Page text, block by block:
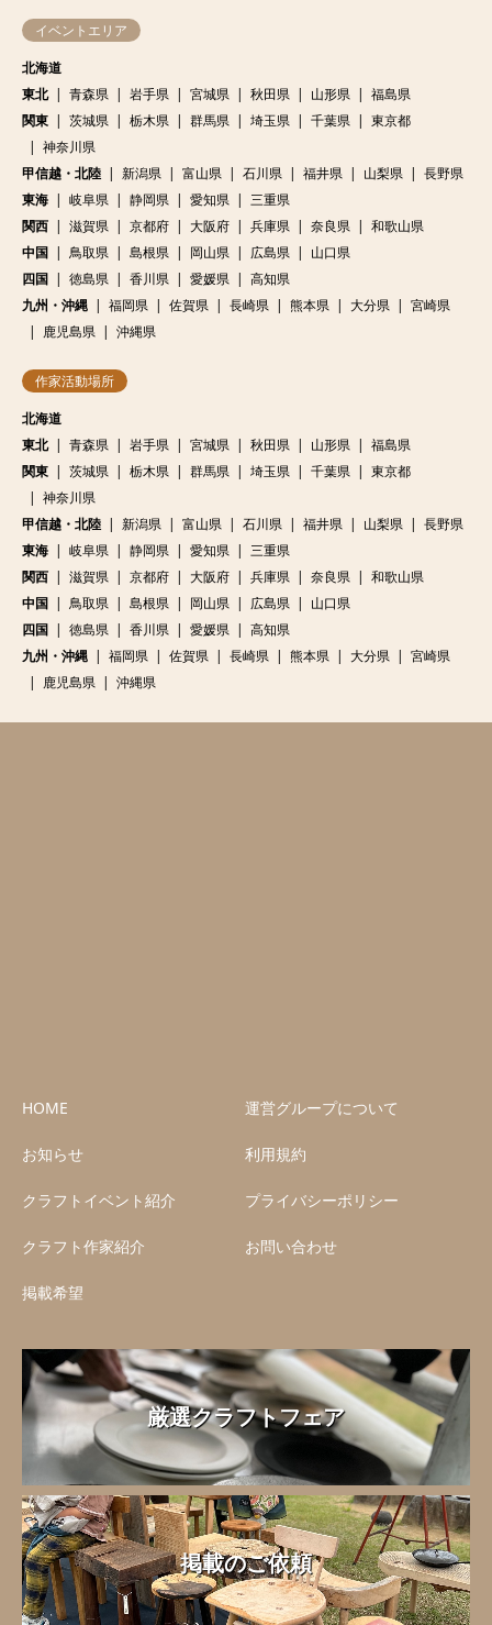
イベントエリア
北海道
東北
青森県 岩手県 宮城県 秋田県 山形県
福島県
関東
茨城県 栃木県 群馬県 埼玉県 千葉県
東京都
神奈川県
甲信越・北陸
新潟県 富山県 石川県 福井県 山梨県
長野県
東海
岐阜県 静岡県 愛知県
三重県
関西
滋賀県 京都府 大阪府 兵庫県 奈良県
和歌山県
中国
鳥取県 島根県 岡山県 広島県
山口県
四国
徳島県 香川県 愛媛県
高知県
九州・沖縄
福岡県 佐賀県 長崎県 熊本県 大分県
宮崎県
鹿児島県
沖縄県
作家活動場所
北海道
東北
青森県 岩手県 宮城県 秋田県 山形県
福島県
関東
茨城県 栃木県 群馬県 埼玉県 千葉県
東京都
神奈川県
甲信越・北陸
新潟県 富山県 石川県 福井県 山梨県
長野県
東海
岐阜県 静岡県 愛知県
三重県
関西
滋賀県 京都府 大阪府 兵庫県 奈良県
和歌山県
中国
鳥取県 島根県 岡山県 広島県
山口県
四国
徳島県 香川県 愛媛県
高知県
九州・沖縄
福岡県 佐賀県 長崎県 熊本県 大分県
宮崎県
鹿児島県
沖縄県
HOME
お知らせ
クラフトイベント紹介
クラフト作家紹介
掲載希望
運営グループについて
利用規約
プライバシーポリシー
お問い合わせ
厳選クラフトフェア
掲載のご依頼